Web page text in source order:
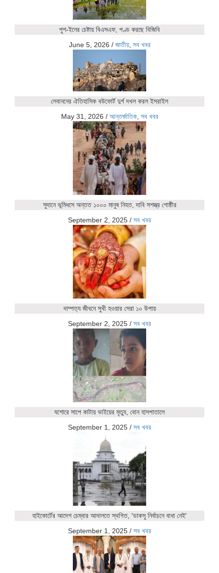
পুশ-ইনের চেষ্টায় বিএসএফ, পণ্ড করছে বিজিবি
June 5, 2026 / জাতীয়, সব খবর
লেবাননের ঐতিহাসিক বউফোর্ট দুর্গ দখল করল ইসরাইল
May 31, 2026 / আন্তর্জাতিক, সব খবর
সুদানে ভূমিধসে অন্তত ১০০০ মানুষ নিহত, দাবি সশস্ত্র গোষ্ঠীর
September 2, 2025 / সব খবর
দাম্পত্য জীবনে সুখী হওয়ার সেরা ১০ উপায়
September 2, 2025 / সব খবর
যশোরে সাপে কাটায় ভাইয়ের মৃত্যু, বোন হাসপাতালে
September 1, 2025 / সব খবর
হাইকোর্টের আদেশ চেম্বার আদালতে স্থগিত, 'ডাকসু নির্বাচনে বাধা নেই'
September 1, 2025 / সব খবর